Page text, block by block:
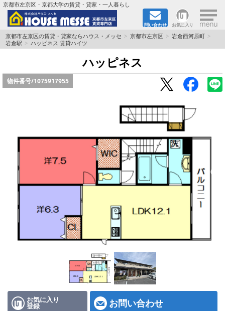
京都市左京区・京都大学の賃貸・貸家・一人暮らし
問い合わせ お気に入り ×
TOPページ
地域から検索
京都大学＆京都芸術大学生さんに
家族で住むならマンション？賃家？
ペット相談OKの賃貸！
ハウスメーカー施工特集！
IT重説について
京都市左京区の賃貸・貸家ならハウス・メッセ 京都市左京区
岩倉西河原町
岩倉駅
ハッピネス 賃貸ハイツ
ハッピネス
物件番号/1075917955
お気に入り
登録 お問い合わせ